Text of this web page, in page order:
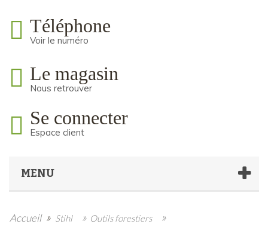
Téléphone
Voir le numéro
Le magasin
Nous retrouver
Se connecter
Espace client
MENU
Accueil » Stihl » Outils forestiers »